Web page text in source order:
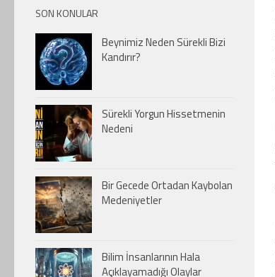
SON KONULAR
Beynimiz Neden Sürekli Bizi
Kandırır?
Sürekli Yorgun Hissetmenin
Nedeni
Bir Gecede Ortadan Kaybolan
Medeniyetler
Bilim İnsanlarının Hala
Açıklayamadığı Olaylar